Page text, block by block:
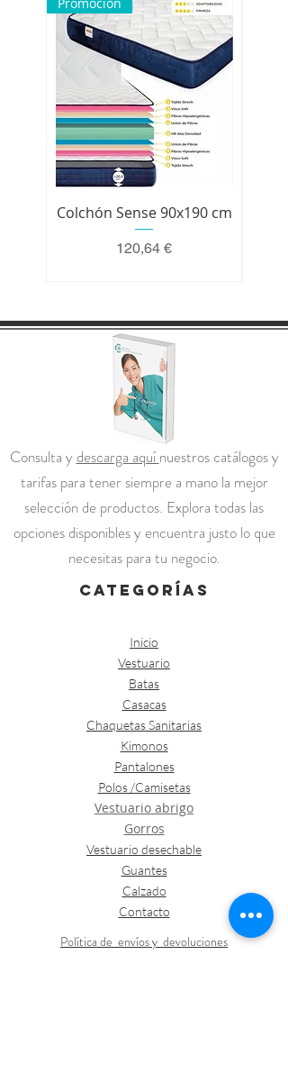
Colchón Sense 90x190 cm
Precio
120,64 €
Consulta y descarga aquínuestros catálogos y
tarifas para tener siempre a mano la mejor
selección de productos. Explora todas las
opciones disponibles y encuentra justo lo que
necesitas para tu negocio.
categorías
Inicio
Vestuario
Batas
Casacas
Chaquetas Sanitarias
Kimonos
Pantalones
Polos /Camisetas
Vestuario abrigo
Gorros
Vestuario desechable
Guantes
Calzado
Contacto
Política de envíos y devoluciones